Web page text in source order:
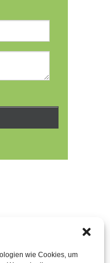
wie Cookies, um